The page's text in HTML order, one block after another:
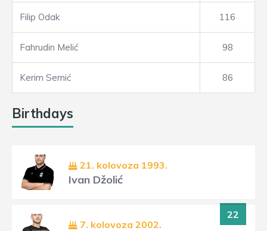
Filip Odak 116
Fahrudin Melić 98
Kerim Semić 86
Birthdays
21. kolovoza 1993.
Ivan Džolić
22
7. kolovoza 2002.